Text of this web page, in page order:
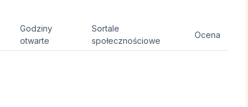
Godziny
otwarte
Sortale
społecznościowe
Ocena